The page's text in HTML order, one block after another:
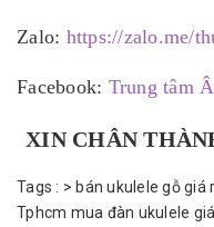
Zalo: https://zalo.me/
Facebook: Trung tâm
XIN CHÂN
Tags : > bán ukulele gỗ giá
Tphcm mua đàn ukulele